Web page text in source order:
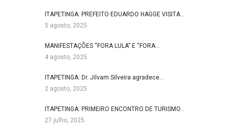
ITAPETINGA: PREFEITO EDUARDO HAGGE VISITA…
5 agosto, 2025
MANIFESTAÇÕES “FORA LULA” E “FORA…
4 agosto, 2025
ITAPETINGA: Dr. Jilvam Silveira agradece…
2 agosto, 2025
ITAPETINGA: PRIMEIRO ENCONTRO DE TURISMO…
27 julho, 2025